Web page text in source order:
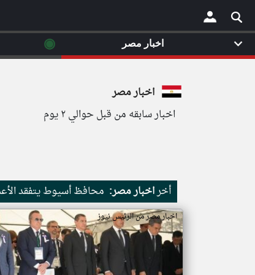
×
اخبار مصر
اخبار سابقه من قبل حوالي ٢ يوم
أخراخبار مصر: محافظ أسيوط يتفقد
اخبار مصر من الرئيس نيوز
اخبار مصر ◉